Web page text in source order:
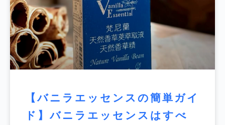
【バニラエッセンスの簡単ガイ
ド】バニラエッセンスはすべ